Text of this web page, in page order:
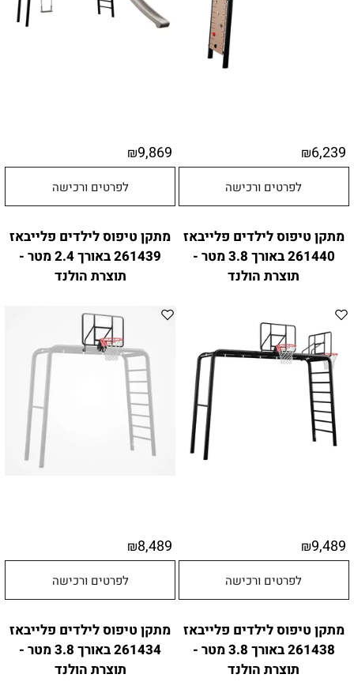
₪6,239
לפרטים ורכישה
₪9,869
לפרטים ורכישה
מתקן טיפוס לילדים פלייבאז
261440 באורך 3.8 מטר -
תוצרת הולנד
₪9,489
לפרטים ורכישה
מתקן טיפוס לילדים פלייבאז
261439 באורך 2.4 מטר -
תוצרת הולנד
₪8,489
לפרטים ורכישה
מתקן טיפוס לילדים פלייבאז
261438 באורך 3.8 מטר -
תוצרת הולנד
מתקן טיפוס לילדים פלייבאז
261434 באורך 3.8 מטר -
תוצרת הולנד